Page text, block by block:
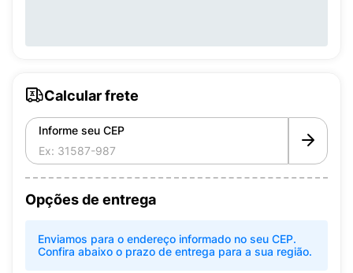
Calcular frete
Informe seu CEP
Opções de entrega
Enviamos para o endereço informado no seu CEP.
Confira abaixo o prazo de entrega para a sua região.